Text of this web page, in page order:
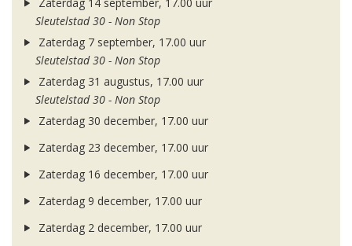
Zaterdag 14 september, 17.00 uur
Sleutelstad 30 - Non Stop
Zaterdag 7 september, 17.00 uur
Sleutelstad 30 - Non Stop
Zaterdag 31 augustus, 17.00 uur
Sleutelstad 30 - Non Stop
Zaterdag 30 december, 17.00 uur
Zaterdag 23 december, 17.00 uur
Zaterdag 16 december, 17.00 uur
Zaterdag 9 december, 17.00 uur
Zaterdag 2 december, 17.00 uur